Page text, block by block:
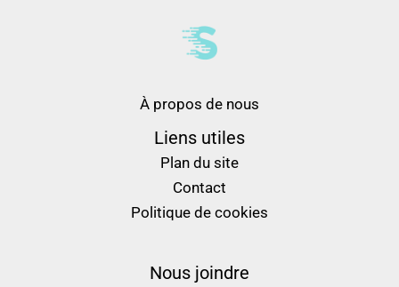
À propos de nous
Liens utiles
Plan du site
Contact
Politique de cookies
Nous joindre